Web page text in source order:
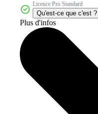
Licence Pro Standard
Qu'est-ce que c'est ?
Plus d'infos